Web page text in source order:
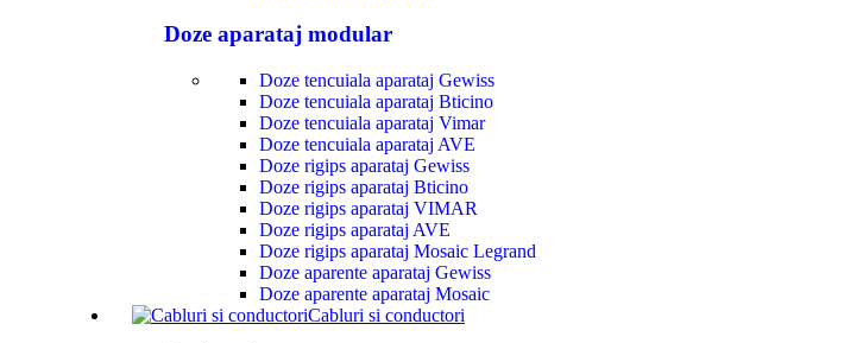
Doze aparataj modular
Doze tencuiala aparataj Gewiss
Doze tencuiala aparataj Bticino
Doze tencuiala aparataj Vimar
Doze tencuiala aparataj AVE
Doze rigips aparataj Gewiss
Doze rigips aparataj Bticino
Doze rigips aparataj VIMAR
Doze rigips aparataj AVE
Doze rigips aparataj Mosaic Legrand
Doze aparente aparataj Gewiss
Doze aparente aparataj Mosaic
Cabluri si conductori